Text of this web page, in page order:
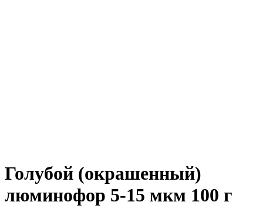
Голубой (окрашенный)
люминофор 5-15 мкм 100 г